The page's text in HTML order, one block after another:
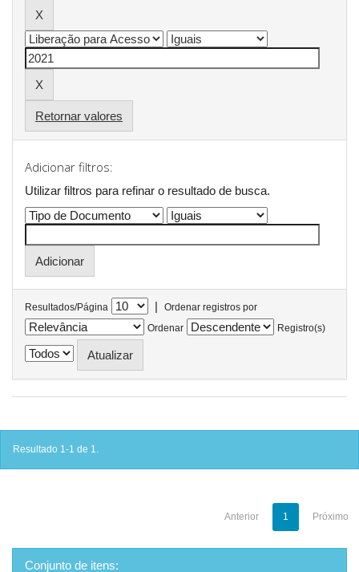
Retornar valores
Adicionar filtros:
Utilizar filtros para refinar o resultado de busca.
Resultados/Página |
Ordenar registros por
Ordenar
Registro(s)
Resultado 1-1 de 1.
Anterior 1 Próximo
Conjunto de itens: